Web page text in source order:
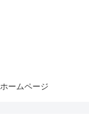
ホームページ